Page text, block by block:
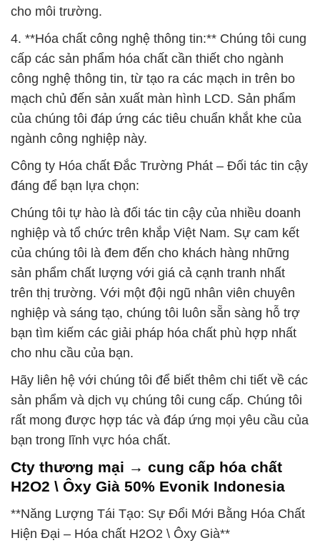
cho môi trường.
4. **Hóa chất công nghệ thông tin:** Chúng tôi cung
cấp các sản phẩm hóa chất cần thiết cho ngành
công nghệ thông tin, từ tạo ra các mạch in trên bo
mạch chủ đến sản xuất màn hình LCD. Sản phẩm
của chúng tôi đáp ứng các tiêu chuẩn khắt khe của
ngành công nghiệp này.
Công ty Hóa chất Đắc Trường Phát – Đối tác tin cậy
đáng để bạn lựa chọn:
Chúng tôi tự hào là đối tác tin cậy của nhiều doanh
nghiệp và tổ chức trên khắp Việt Nam. Sự cam kết
của chúng tôi là đem đến cho khách hàng những
sản phẩm chất lượng với giá cả cạnh tranh nhất
trên thị trường. Với một đội ngũ nhân viên chuyên
nghiệp và sáng tạo, chúng tôi luôn sẵn sàng hỗ trợ
bạn tìm kiếm các giải pháp hóa chất phù hợp nhất
cho nhu cầu của bạn.
Hãy liên hệ với chúng tôi để biết thêm chi tiết về các
sản phẩm và dịch vụ chúng tôi cung cấp. Chúng tôi
rất mong được hợp tác và đáp ứng mọi yêu cầu của
bạn trong lĩnh vực hóa chất.
Cty thương mại → cung cấp hóa chất
H2O2 \ Ôxy Già 50% Evonik Indonesia
**Năng Lượng Tái Tạo: Sự Đổi Mới Bằng Hóa Chất
Hiện Đại – Hóa chất H2O2 \ Ôxy Già**